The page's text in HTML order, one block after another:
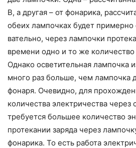
В, а другая – от фонарика,
обеих лампочках будет
вательно, через лампочки
времени одно и то же коли­чество
Однако осветительная лампочка
много раз больше, чем лампочка
фонаря. Очевидно, для
количества электричества
требуется большее количество
протекании заряда через
фонарика. То есть работа